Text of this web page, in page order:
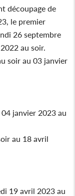
découpage de
le premier
26 septembre
au soir.
soir au 03 janvier
janvier 2023 au
au 18 avril
19 avril 2023 au